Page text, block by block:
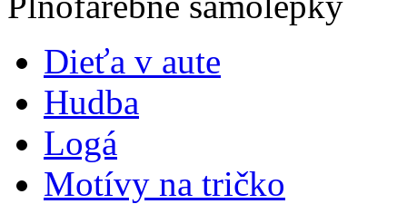
Dieťa v aute
Hudba
Logá
Motívy na tričko